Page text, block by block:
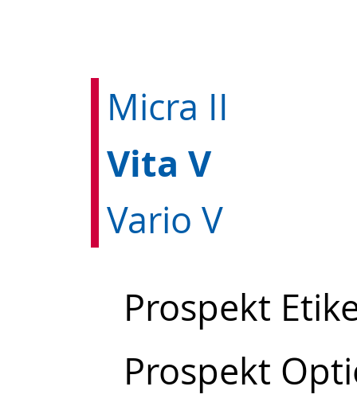
Micra II
Vita V
Vario V
Prospekt
Prospekt